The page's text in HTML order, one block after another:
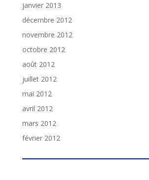
janvier 2013
décembre 2012
novembre 2012
octobre 2012
août 2012
juillet 2012
mai 2012
avril 2012
mars 2012
février 2012